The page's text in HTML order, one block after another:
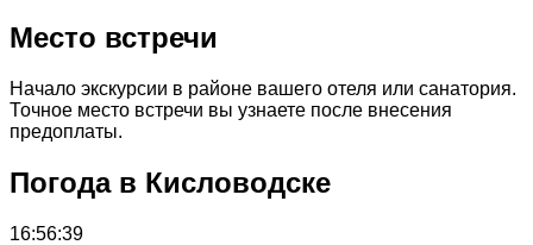
Место встречи
Начало экскурсии в районе вашего отеля или санатория.
Точное место встречи вы узнаете после внесения
предоплаты.
Погода в Кисловодске
16:56:39